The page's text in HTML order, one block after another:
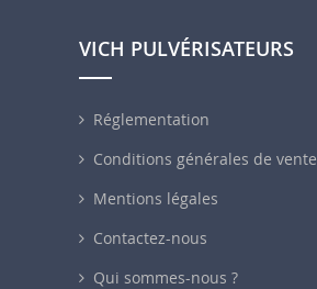
VICH PULVÉRISATEURS
Réglementation
Conditions générales de vente
Mentions légales
Contactez-nous
Qui sommes-nous ?